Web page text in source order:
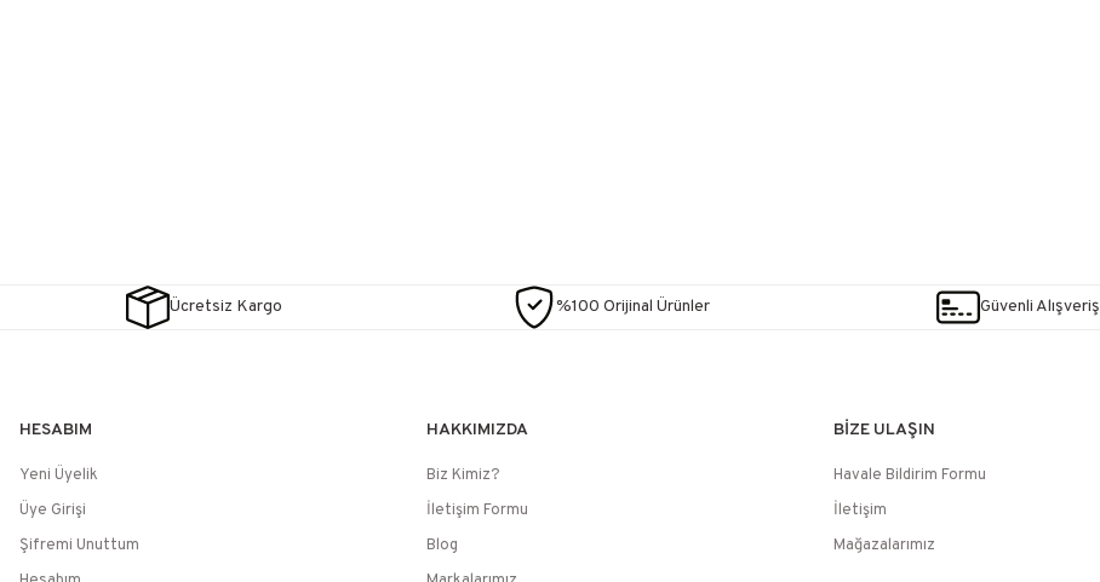
Ücretsiz Kargo %100 Orijinal Ürünler Güvenli Alışveriş
HESABIM
Yeni Üyelik
Üye Girişi
Şifremi Unuttum
HAKKIMIZDA
Biz Kimiz?
İletişim Formu
Blog
BİZE ULAŞIN
Havale Bildirim Formu
İletişim
Mağazalarımız